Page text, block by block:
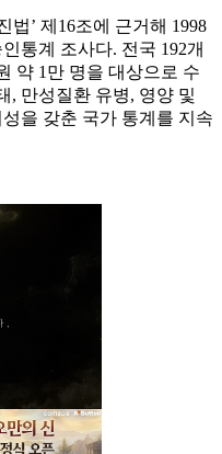
법’ 제16조에 근거해 1998
통계 조사다. 전국 192개
약 1만 명을 대상으로 수
, 만성질환 유병, 영양 및
을 갖춘 국가 통계를 지속